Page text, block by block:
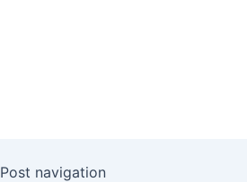
Post navigation